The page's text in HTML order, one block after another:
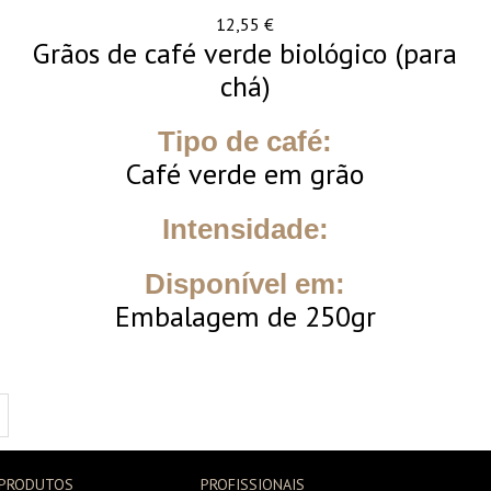
12,55€
Grãos de café verde biológico (para
chá)
Tipo de café:
Café verde em grão
Intensidade:
Disponível em:
Embalagem de 250gr
PROFISSIONAIS